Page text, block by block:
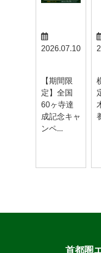
2026.07.10
【期間限
定】全国
60ヶ寺達
成記念キャ
ンペ...
首都圏